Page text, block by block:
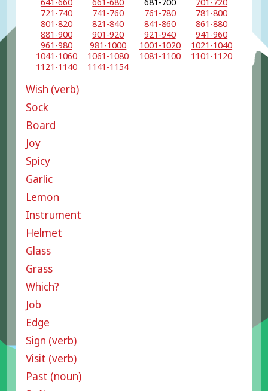
721-740
741-760 761-780
781-800
801-820
821-840 841-860
861-880
881-900
901-920 921-940
941-960
961-980
981-1000 1001-1020
1021-1040
1041-1060
1061-1080 1081-1100
1101-1120
1121-1140
1141-1154
Wish (verb)
Sock
Board
Joy
Spicy
Garlic
Lemon
Instrument
Helmet
Glass
Grass
Which?
Job
Edge
Sign (verb)
Visit (verb)
Past (noun)